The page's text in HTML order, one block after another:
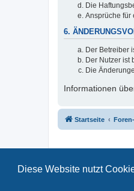
Diese Website nutzt
Die
Ansprüche für
6.
Der Betreiber
Der Nutzer ist
Die
Informationen
Startseite